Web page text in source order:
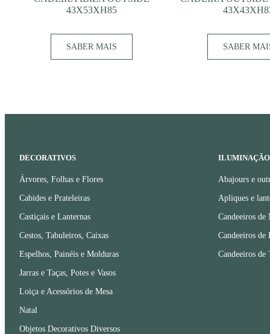
43X53XH85
SABER MAIS SABER
DECORATIVOS
Árvores, Folhas e Flores
Cabides e Prateleiras
Castiçais e Lanternas
Cestos, Tabuleiros, Caixas
Espelhos, Painéis e Molduras
Jarras e Taças, Potes e Vasos
Loiça e Acessórios de Mesa
Natal
Objetos Decorativos Diversos
ILUMINAÇÃO
Abajours e
Apliques e
Candeeiros de
Candeeiros de
Candeeiros de